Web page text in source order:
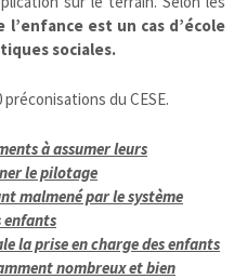
est un cas d’école
sociales.
du CESE.
à assumer leurs
le pilotage
malmené par le système
enfants
la prise en charge des enfants
nombreux et bien